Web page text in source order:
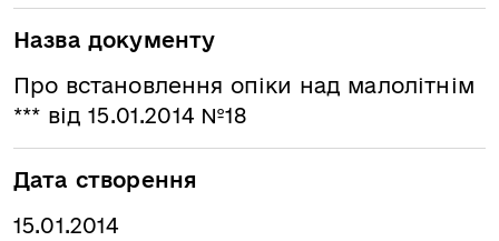
Назва документу
Про встановлення опіки над малолітнім
*** від 15.01.2014 №18
Дата створення
15.01.2014